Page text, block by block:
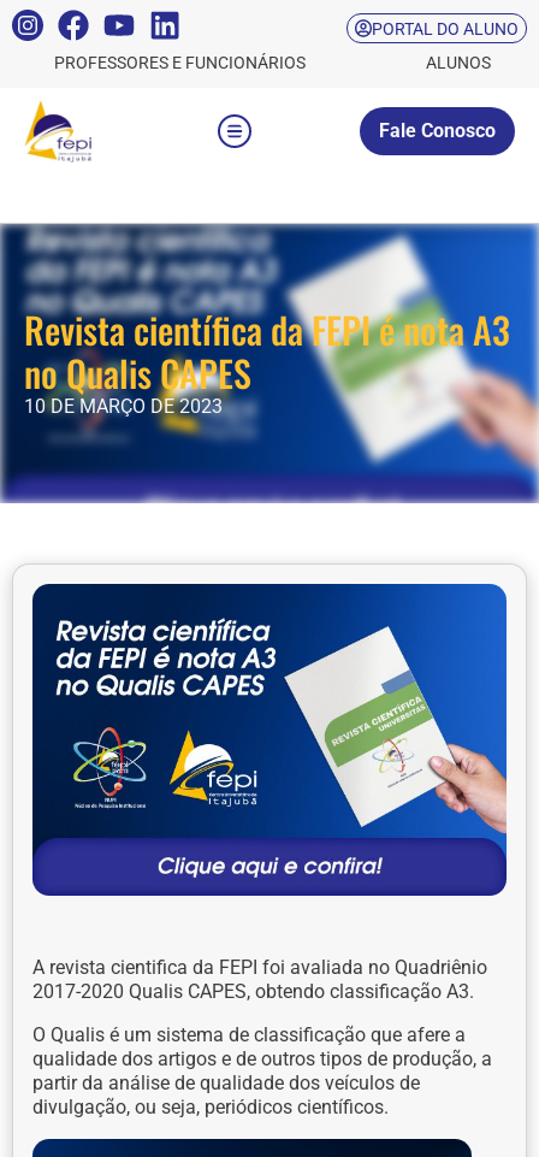
PORTAL DO ALUNO
PROFESSORES E FUNCIONÁRIOS
ALUNOS
Fale Conosco
Revista científica da FEPI é nota A3
no Qualis CAPES
10 DE MARÇO DE 2023
A revista cientifica da FEPI foi avaliada no Quadriênio
2017-2020 Qualis CAPES, obtendo classificação A3.
O Qualis é um sistema de classificação que afere a
qualidade dos artigos e de outros tipos de produção, a
partir da análise de qualidade dos veículos de
divulgação, ou seja, periódicos científicos.